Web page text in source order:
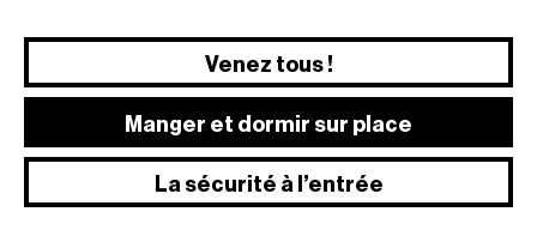
Venez tous !
Manger et dormir sur place
La sécurité à l’entrée